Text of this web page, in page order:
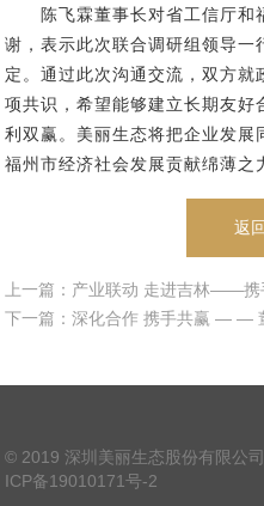
陈飞霖董事长对省工信厅和
谢，表示此次联合调研组领导一
定。通过此次沟通交流，双方就
项共识，希望能够建立长期友好
利双赢。 美丽生态将把企业发展
福州市经济社会发展贡献绵薄之
返
上一篇：产业联动 走进吉林——
© 2019 深圳美丽生态股份有限公司.
ICP备19010171号-2